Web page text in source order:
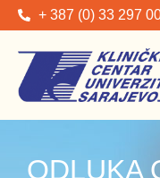
+ 387 (0) 33 297
ODLUKA